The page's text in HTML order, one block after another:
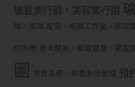
理髮業行銷，美容業行銷
珈，瑜珈 經營，瑜珈工作室，瑜珈
約系統 老年健身，銀髮健身，銀髮
圖
零售系統，零售系統管理 預